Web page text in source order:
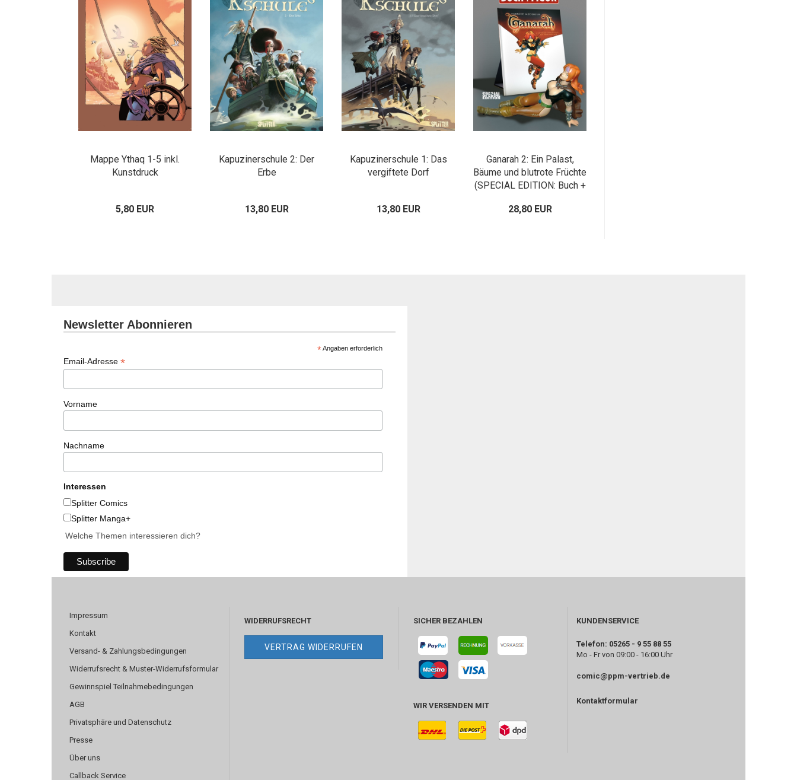
Mappe Ythaq 1-5 inkl.
Kunstdruck
5,80 EUR
Kapuzinerschule 2: Der
Erbe
13,80 EUR
Kapuzinerschule 1: Das
vergiftete Dorf
13,80 EUR
Ganarah 2: Ein Palast,
Bäume und blutrote Früchte
(SPECIAL EDITION: Buch +
28,80 EUR
Newsletter Abonnieren
*Angaben erforderlich
Email-Adresse *
Vorname
Nachname
Interessen
Splitter Comics
Splitter Manga+
Welche Themen interessieren dich?
Impressum
Kontakt
Versand- & Zahlungsbedingungen
Widerrufsrecht & Muster-Widerrufsformular
Gewinnspiel Teilnahmebedingungen
AGB
Privatsphäre und Datenschutz
Presse
Über uns
Callback Service
WIDERRUFSRECHT
VERTRAG WIDERRUFEN
SICHER BEZAHLEN
WIR VERSENDEN MIT
KUNDENSERVICE
Telefon: 05265 - 9 55 88 55
Mo - Fr von 09:00 - 16:00 Uhr
comic@ppm-vertrieb.de
Kontaktformular